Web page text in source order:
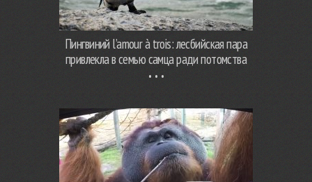
Пингвиний l’amour à trois: лесбийская пара
привлекла в семью самца ради потомства